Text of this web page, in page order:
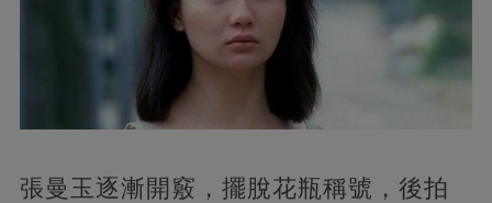
張曼玉逐漸開竅，擺脫花瓶稱號，後拍